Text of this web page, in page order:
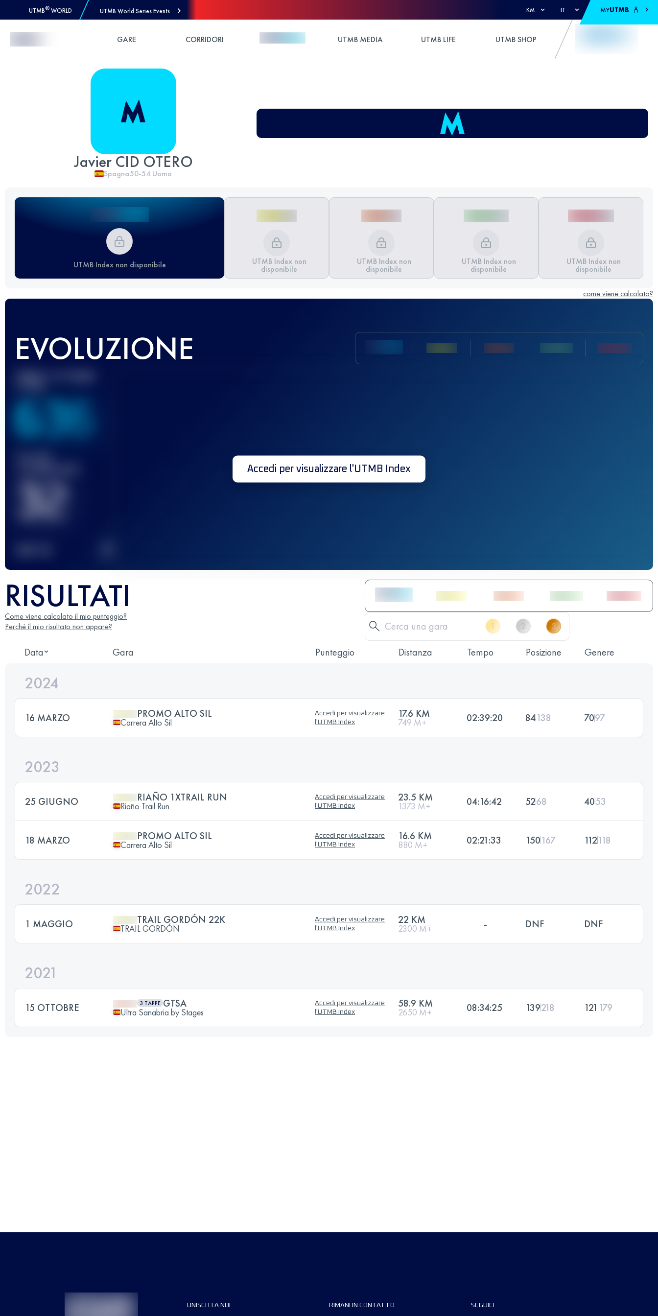
UTMB® WORLD UTMB World Series Events KM IT MYUTMB
GARE CORRIDORI UTMB MEDIA UTMB LIFE UTMB SHOP
Javier CID OTERO
Spagna50-54 Uomo
UTMB Index non disponibile UTMB Index non
disponibile
UTMB Index non
disponibile
UTMB Index non
disponibile
UTMB Index non
disponibile
come viene calcolato?
EVOLUZIONE
Miglior punteggio
636
Gara(e)
32
Accedi per visualizzare l'UTMB Index
RISULTATI
Come viene calcolato il mio punteggio?
Perché il mio risultato non appare?
Data Gara Punteggio Distanza Tempo Posizione Genere
2024
16 MARZO PROMO ALTO SIL
Carrera Alto Sil
Accedi per visualizzare
l'UTMB Index
17.6 KM
749 M+ 02:39:20 84138 7097
2023
25 GIUGNO RIAÑO 1XTRAIL RUN
Riaño Trail Run
Accedi per visualizzare
l'UTMB Index
23.5 KM
1373 M+ 04:16:42 5268 4053
18 MARZO PROMO ALTO SIL
Carrera Alto Sil
Accedi per visualizzare
l'UTMB Index
16.6 KM
880 M+ 02:21:33 150167 112118
2022
1 MAGGIO TRAIL GORDÓN 22K
TRAIL GORDÓN
Accedi per visualizzare
l'UTMB Index
22 KM
2300 M+ - DNF DNF
2021
15 OTTOBRE 3 TAPPE GTSA
Ultra Sanabria by Stages
Accedi per visualizzare
l'UTMB Index
58.9 KM
2650 M+ 08:34:25 139218 121 179
UNISCITI A NOI RIMANI IN CONTATTO SEGUICI